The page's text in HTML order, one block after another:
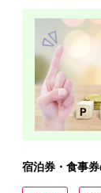
宿泊券・食事